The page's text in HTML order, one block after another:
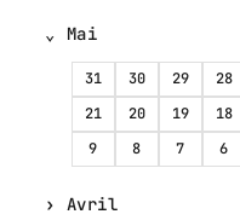
Mai
31 30 29 28
21
20 19 18
9
8 7 6
Avril